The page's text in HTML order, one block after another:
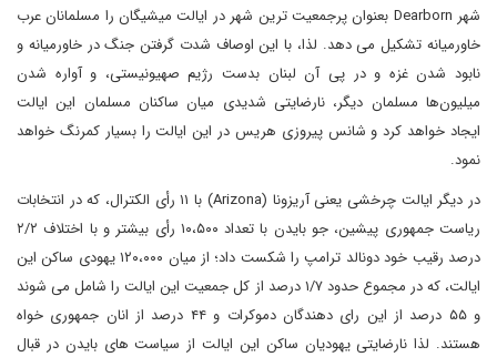
شهر Dearborn بعنوان پرجمعیت ترین شهر در ایالت میشیگان را مسلمانان عرب
خاورمیانه تشکیل می دهد. لذا، با این اوصاف شدت گرفتن جنگ در خاورمیانه و
نابود شدن غزه و در پی آن لبنان بدست رژیم صهیونیستی، و آواره شدن
میلیون‌ها مسلمان دیگر، نارضایتی شدیدی میان ساکنان مسلمان این ایالت
ایجاد خواهد کرد و شانس پیروزی هریس در این ایالت را بسیار کمرنگ خواهد
نمود.
در دیگر ایالت چرخشی یعنی آریزونا (Arizona) با ۱۱ رأی الکترال، که در انتخابات
ریاست جمهوری پیشین، جو بایدن با تعداد ۱۰،۵۰۰ رأی بیشتر و با اختلاف ۲/۲
درصد رقیب خود دونالد ترامپ را شکست داد؛ از میان ۱۲۰،۰۰۰ یهودی ساکن این
ایالت، که در مجموع حدود ۱/۷ درصد از کل جمعیت این ایالت را شامل می شوند
و ۵۵ درصد از این رای دهندگان دموکرات و ۴۴ درصد از انان جمهوری خواه
هستند. لذا نارضایتی یهودیان ساکن این ایالت از سیاست های بایدن در قبال